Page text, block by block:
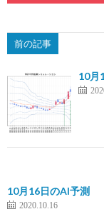
前の記事
10月
10月16日のAI予測
2020.10.16